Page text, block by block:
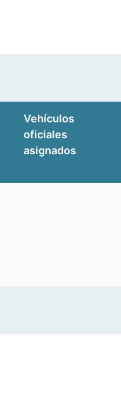
Vehículos
oficiales
asignados